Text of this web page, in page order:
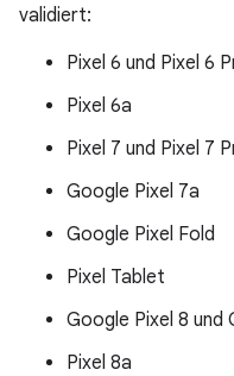
validiert:
Pixel 6 und Pixel 6
Pixel 6a
Pixel 7 und Pixel 7
Google Pixel 7a
Google Pixel Fold
Pixel Tablet
Google Pixel 8 und
Pixel 8a